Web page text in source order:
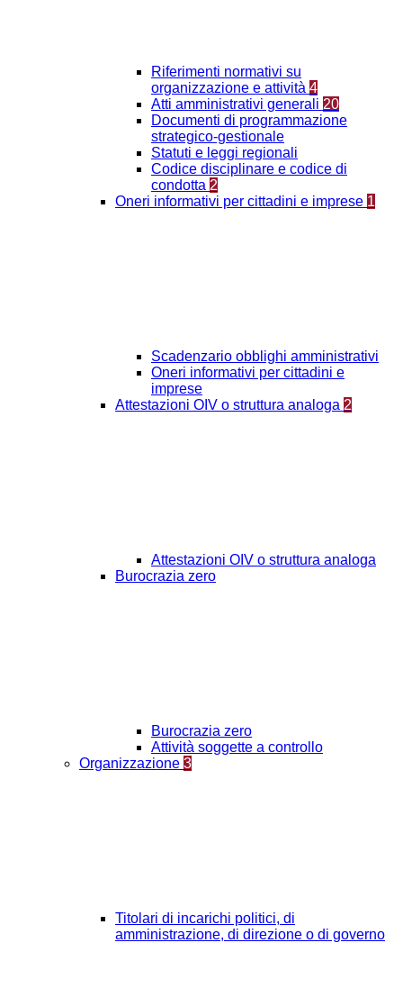
Riferimenti normativi su
organizzazione e attività 4
Atti amministrativi generali 20
Documenti di programmazione
strategico-gestionale
Statuti e leggi regionali
Codice disciplinare e codice di
condotta 2
Oneri informativi per cittadini e imprese 1
Scadenzario obblighi amministrativi
Oneri informativi per cittadini e
imprese
Attestazioni OIV o struttura analoga 2
Attestazioni OIV o struttura analoga
Burocrazia zero
Burocrazia zero
Attività soggette a controllo
Organizzazione 3
Titolari di incarichi politici, di
amministrazione, di direzione o di governo